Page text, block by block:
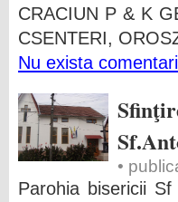
CRACIUN P & K
CSENTERI,
Nu exista
•
Parohia bisericii